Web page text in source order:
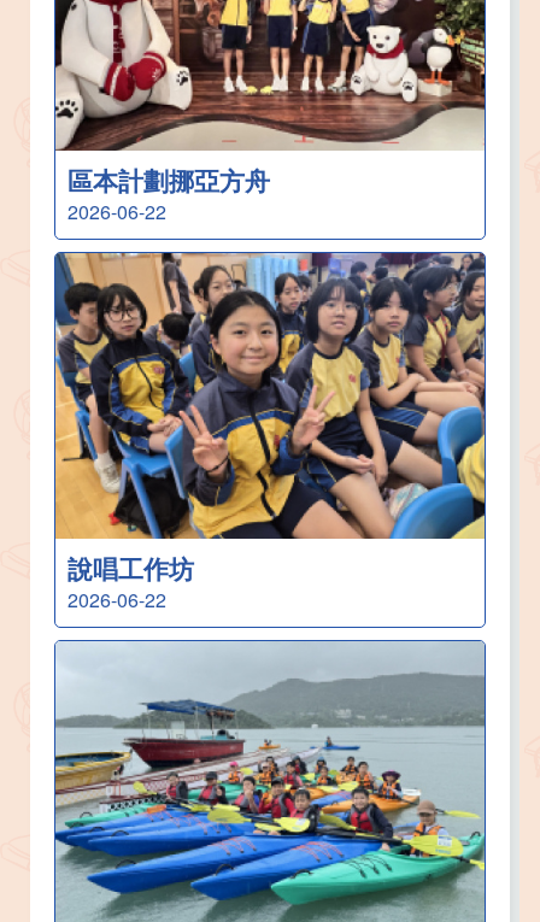
區本計劃挪亞方舟
2026-06-22
說唱工作坊
2026-06-22